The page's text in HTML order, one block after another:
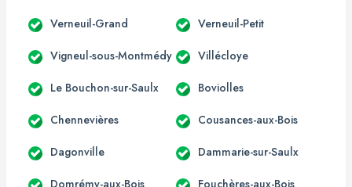
Verneuil-Grand Verneuil-Petit
Vigneul-sous-Montmédy Villécloye
Le Bouchon-sur-Saulx Boviolles
Chennevières Cousances-aux-Bois
Dagonville Dammarie-sur-Saulx
Domrémy-aux-Bois Fouchères-aux-Bois